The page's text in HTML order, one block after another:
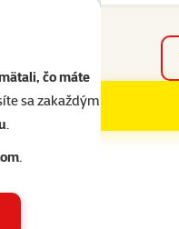
čo máte
sa zakaždým
.
.